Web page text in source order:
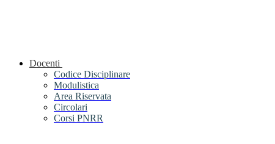
Docenti
Codice Disciplinare
Modulistica
Area Riservata
Circolari
Corsi PNRR